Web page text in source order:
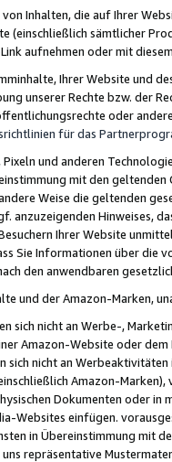
Inhalten, die auf Ihrer
(einschließlich sämtlicher
aufnehmen oder mit
Ihrer Website und
unserer Rechte bzw. der
oder
für das
und anderen
mit den
Weise die geltenden
anzuzeigenden Hinweises,
Ihrer Website
Sie Informationen über die
den anwendbaren
und der Amazon-Marken,
sich nicht an Werbe-,
Amazon-Website oder
sich nicht an
Amazon-
Dokumenten oder in
Websites einfügen.
in Übereinstimmung mit
repräsentative